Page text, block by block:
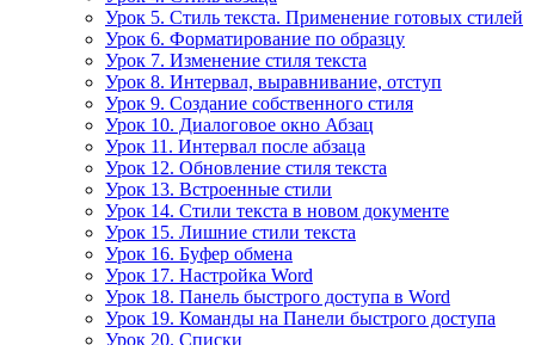
Урок 5. Стиль текста. Применение готовых стилей
Урок 6. Форматирование по образцу
Урок 7. Изменение стиля текста
Урок 8. Интервал, выравнивание, отступ
Урок 9. Создание собственного стиля
Урок 10. Диалоговое окно Абзац
Урок 11. Интервал после абзаца
Урок 12. Обновление стиля текста
Урок 13. Встроенные стили
Урок 14. Стили текста в новом документе
Урок 15. Лишние стили текста
Урок 16. Буфер обмена
Урок 17. Настройка Word
Урок 18. Панель быстрого доступа в Word
Урок 19. Команды на Панели быстрого доступа
Урок 20. Списки